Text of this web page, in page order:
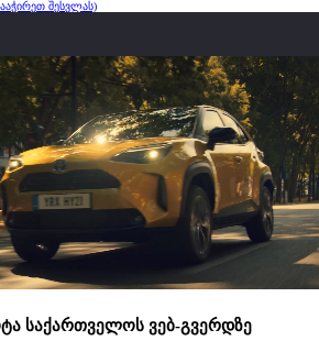
შესვლას)
0:18 / 0:30
საქართველოს ვებ-გვერდზე